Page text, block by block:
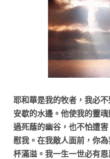
耶和華是我的牧者，我必
安歇的水邊。他使我的靈
過死蔭的幽谷，也不怕遭
慰我。在我敵人面前，你
杯滿溢。我一生一世必有